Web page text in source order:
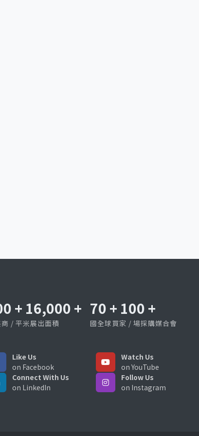
+ 16,000 +
商 / 平米展出面積
70 + 100 +
國全球買家 / 場採購媒合會
Like Us
on Facebook
Watch Us
on YouTube
Connect With Us
on LinkedIn
Follow Us
on Instagram